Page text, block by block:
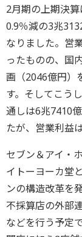
2月期の上期決
0.9％減の3兆
なりました。営
ったものの、国
画（2046億円）
す。そしてこう
通しは6兆7410
たが、営業利益
セブン＆アイ・
イトーヨーカ堂
ンの構造改革を
不採算店の外部
などを行う予定